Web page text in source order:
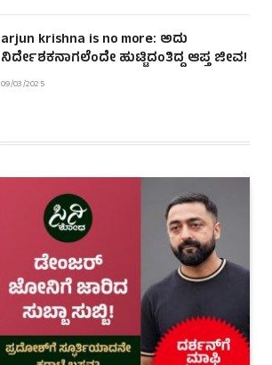
arjun krishna is no more: ಅದು
ನಿರ್ದೇಶಕನಾಗಲೆಂದೇ ಹುಟ್ಟಿದಂತಿದ್ದ ಆಪ್ತ ಜೀವ!
09/03/2025